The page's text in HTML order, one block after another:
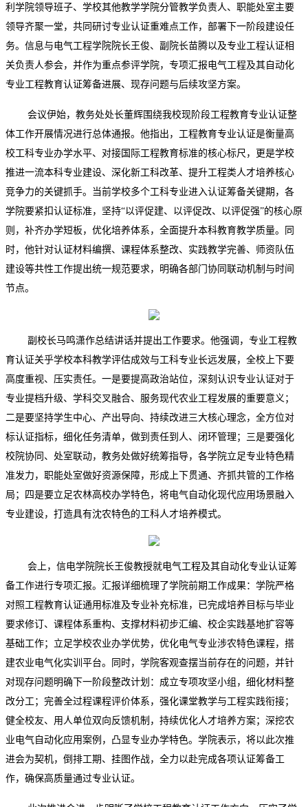
利学院领导班子、学校其他教学学院分管教学负责人、职能处室主要
领导齐聚一堂，共同研讨专业认证重难点工作，部署下一阶段建设任
务。信息与电气工程学院院长王俊、副院长苗腾以及专业工程认证相
关负责人参会，并作为重点参评学院，专项汇报电气工程及其自动化
专业工程教育认证筹备进展、现存问题与后续攻坚方案。
会议伊始，教务处处长董辉围绕我校现阶段工程教育专业认证整
体工作开展情况进行总体通报。他指出，工程教育专业认证是衡量高
校工科专业办学水平、对接国际工程教育标准的核心标尺，更是学校
推进一流本科专业建设、深化新工科改革、提升工程类人才培养核心
竞争力的关键抓手。当前学校多个工科专业进入认证筹备关键期，各
学院要紧扣认证标准，坚持“以评促建、以评促改、以评促强”的核心原
则，补齐办学短板，优化培养体系，全面提升本科教育教学质量。同
时，他针对认证材料编撰、课程体系整改、实践教学完善、师资队伍
建设等共性工作提出统一规范要求，明确各部门协同联动机制与时间
节点。
副校长马鸣潇作总结讲话并提出工作要求。他强调，专业工程教
育认证关乎学校本科教学评估成效与工科专业长远发展，全校上下要
高度重视、压实责任。一是要提高政治站位，深刻认识专业认证对于
专业提档升级、学科交叉融合、服务现代农业工程发展的重要意义；
二是要坚持学生中心、产出导向、持续改进三大核心理念，全方位对
标认证指标，细化任务清单，做到责任到人、闭环管理；三是要强化
校院协同、处室联动，教务处做好统筹指导，各学院立足专业特色精
准发力，职能处室做好资源保障，形成上下贯通、齐抓共管的工作格
局；四是要立足农林高校办学特色，将电气自动化现代应用场景融入
专业建设，打造具有沈农特色的工科人才培养模式。
会上，信电学院院长王俊教授就电气工程及其自动化专业认证筹
备工作进行专项汇报。汇报详细梳理了学院前期工作成果：学院严格
对照工程教育认证通用标准及专业补充标准，已完成培养目标与毕业
要求修订、课程体系重构、支撑材料初步汇编、校企实践基地扩容等
基础工作；立足学校农业办学优势，优化电气专业涉农特色课程，搭
建农业电气化实训平台。同时，学院客观查摆当前存在的问题，并针
对现存问题明确下一阶段整改计划：成立专项攻坚小组，细化材料整
改分工；完善全过程课程评价体系，强化课堂教学与工程实践衔接；
健全校友、用人单位双向反馈机制，持续优化人才培养方案；深挖农
业电气自动化应用案例，凸显专业办学特色。学院表示，将以此次推
进会为契机，倒排工期、挂图作战，全力以赴完成各项认证筹备工
作，确保高质量通过专业认证。